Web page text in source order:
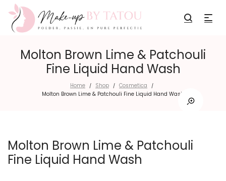
Molton Brown Lime & Patchouli
Fine Liquid Hand Wash
Home / Shop / Cosmetica /
Molton Brown Lime & Patchouli Fine Liquid Hand Wash
Molton Brown Lime & Patchouli
Fine Liquid Hand Wash